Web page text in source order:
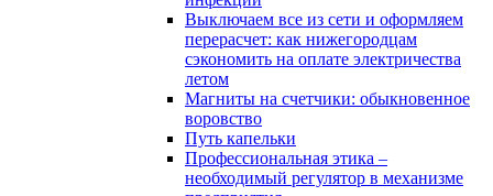
Выключаем все из сети и оформляем
перерасчет: как нижегородцам
сэкономить на оплате электричества
летом
Магниты на счетчики: обыкновенное
воровство
Путь капельки
Профессиональная этика –
необходимый регулятор в механизме